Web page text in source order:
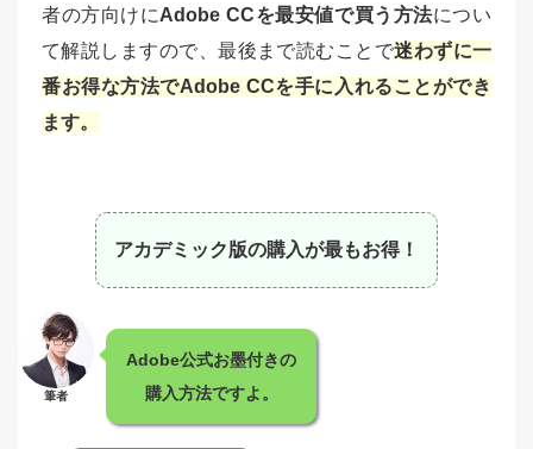
者の方向けにAdobe CCを最安値で買う方法につい
て解説しますので、最後まで読むことで迷わずに一
番お得な方法でAdobe CCを手に入れることができ
ます。
アカデミック版の購入が最もお得！
筆者
Adobe公式お墨付きの
購入方法ですよ。